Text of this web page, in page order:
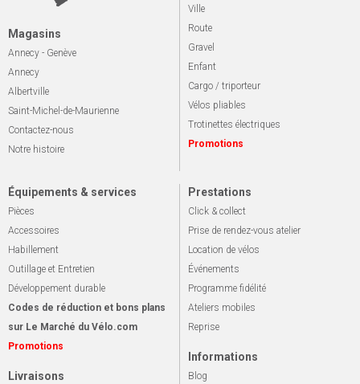
Magasins
Annecy - Genève
Annecy
Albertville
Saint-Michel-de-Maurienne
Contactez-nous
Notre histoire
Ville
Route
Gravel
Enfant
Cargo / triporteur
Vélos pliables
Trotinettes électriques
Promotions
Équipements & services
Pièces
Accessoires
Habillement
Outillage et Entretien
Développement durable
Codes de réduction et bons plans
sur Le Marché du Vélo.com
Promotions
Livraisons
Prestations
Click & collect
Prise de rendez-vous atelier
Location de vélos
Événements
Programme fidélité
Ateliers mobiles
Reprise
Informations
Blog